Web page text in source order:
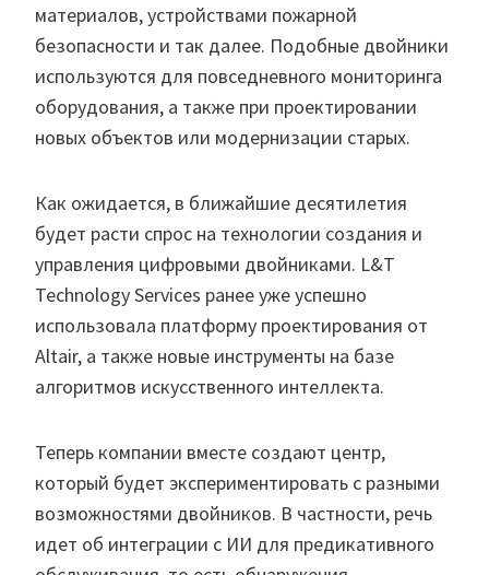
материалов, устройствами пожарной
безопасности и так далее. Подобные двойники
используются для повседневного мониторинга
оборудования, а также при проектировании
новых объектов или модернизации старых.
Как ожидается, в ближайшие десятилетия
будет расти спрос на технологии создания и
управления цифровыми двойниками. L&T
Technology Services ранее уже успешно
использовала платформу проектирования от
Altair, а также новые инструменты на базе
алгоритмов искусственного интеллекта.
Теперь компании вместе создают центр,
который будет экспериментировать с разными
возможностями двойников. В частности, речь
идет об интеграции с ИИ для предикативного